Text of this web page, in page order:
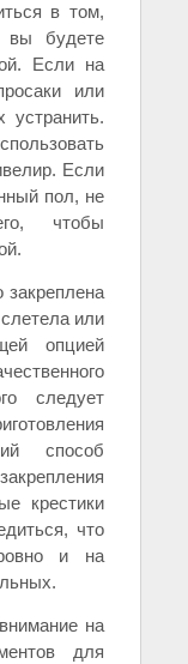
в том,
вы будете
Если на
или
устранить.
Если
пол, не
чтобы
или
опцией
следует
способ
крестики
что
и на
на
для